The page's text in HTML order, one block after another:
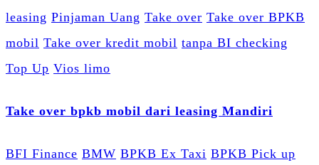
leasing Pinjaman Uang Take over Take over BPKB
mobil Take over kredit mobil tanpa BI checking
Top Up Vios limo
Take over bpkb mobil dari leasing Mandiri
BFI Finance BMW BPKB Ex Taxi BPKB Pick up